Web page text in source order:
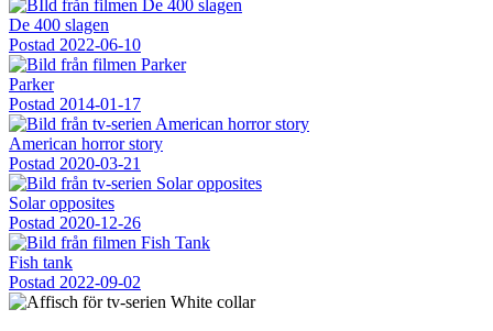
De 400 slagen
Postad 2022-06-10
Parker
Postad 2014-01-17
American horror story
Postad 2020-03-21
Solar opposites
Postad 2020-12-26
Fish tank
Postad 2022-09-02